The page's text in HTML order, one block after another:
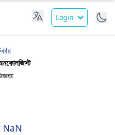
Login